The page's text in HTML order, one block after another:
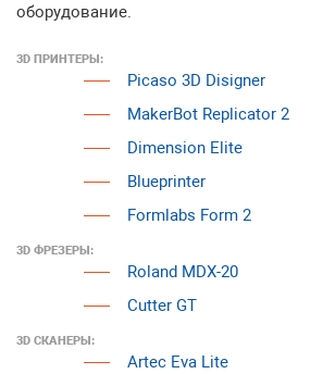
оборудование.
3D ПРИНТЕРЫ:
Picaso 3D Disigner
MakerBot Replicator 2
Dimension Elite
Blueprinter
Formlabs Form 2
3D ФРЕЗЕРЫ:
Roland MDX-20
Cutter GT
3D СКАНЕРЫ:
Artec Eva Lite